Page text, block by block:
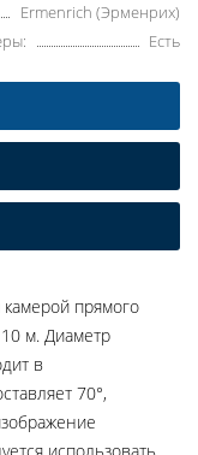
Ermenrich (Эрменрих)
Есть
прямого
м. Диаметр
в
70°,